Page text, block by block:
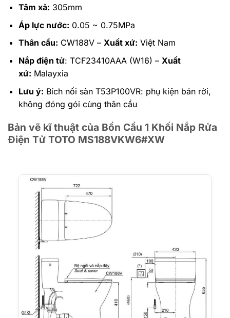
Tâm xả: 305mm
Áp lực nước: 0.05 ~ 0.75MPa
Thân cầu: CW188V – Xuất xứ: Việt Nam
Nắp điện tử: TCF23410AAA (W16) – Xuất
xứ: Malayxia
Lưu ý: Bích nối sàn T53P100VR: phụ kiện bán rời,
không đóng gói cùng thân cầu
Bản vẽ kĩ thuật của Bồn Cầu 1 Khối Nắp Rửa
Điện Tử TOTO MS188VKW6#XW